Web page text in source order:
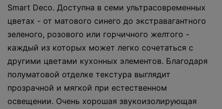
Smart Deco. Доступна в семи ультрасовременных
цветах - от матового синего до экстравагантного
зеленого, розового или горчичного желтого -
каждый из которых может легко сочетаться с
другими цветами кухонных элементов. Благодаря
полуматовой отделке текстура выглядит
прозрачной и мягкой при естественном
освещении. Очень хорошая звукоизолирующая